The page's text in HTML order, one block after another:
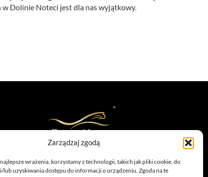
Zarządzaj zgodą
wrażenia, korzystamy z technologii, takich jak pliki cookie, do
lub uzyskiwania dostępu do informacji o urządzeniu. Zgoda na te
w Dolinie Noteci jest dla nas wyjątkowy.
marketing@dolina-noteci.pl
TAGI